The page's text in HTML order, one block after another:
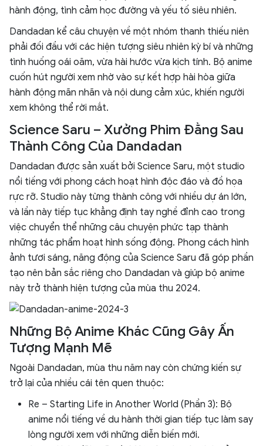
hành động, tình cảm học đường và yếu tố siêu nhiên.
Dandadan kể câu chuyện về một nhóm thanh thiếu niên
phải đối đầu với các hiện tượng siêu nhiên kỳ bí và những
tình huống oái oăm, vừa hài hước vừa kịch tính. Bộ anime
cuốn hút người xem nhờ vào sự kết hợp hài hòa giữa
hành động mãn nhãn và nội dung cảm xúc, khiến người
xem không thể rời mắt.
Science Saru – Xưởng Phim Đằng Sau
Thành Công Của Dandadan
Dandadan được sản xuất bởi Science Saru, một studio
nổi tiếng với phong cách hoạt hình độc đáo và đồ họa
rực rỡ. Studio này từng thành công với nhiều dự án lớn,
và lần này tiếp tục khẳng định tay nghề đỉnh cao trong
việc chuyển thể những câu chuyện phức tạp thành
những tác phẩm hoạt hình sống động. Phong cách hình
ảnh tươi sáng, năng động của Science Saru đã góp phần
tạo nên bản sắc riêng cho Dandadan và giúp bộ anime
này trở thành hiện tượng của mùa thu 2024.
Những Bộ Anime Khác Cũng Gây Ấn
Tượng Mạnh Mẽ
Ngoài Dandadan, mùa thu năm nay còn chứng kiến sự
trở lại của nhiều cái tên quen thuộc:
Re – Starting Life in Another World (Phần 3): Bộ
anime nổi tiếng về du hành thời gian tiếp tục làm say
lòng người xem với những diễn biến mới.